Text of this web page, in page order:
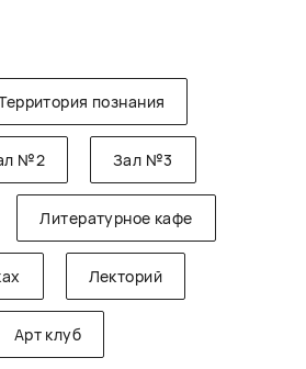
познания
№2 Зал №3
Литературное кафе
Лекторий
Арт клуб